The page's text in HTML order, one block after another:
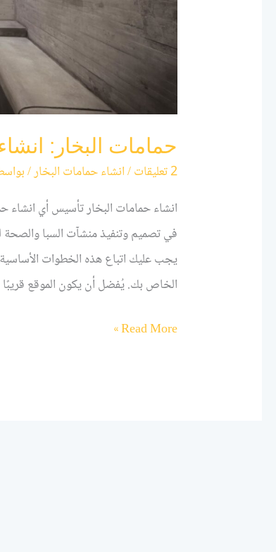
حمامات البخار: انشاء
2 تعليقات /انشاء حمامات البخار/
انشاء حمامات البخار تأسيس أي
في تصميم وتنفيذ منشآت السبا والصحة
يجب عليك اتباع هذه الخطوات
الخاص بك. يُفضل أن يكون الموقع
Read More »